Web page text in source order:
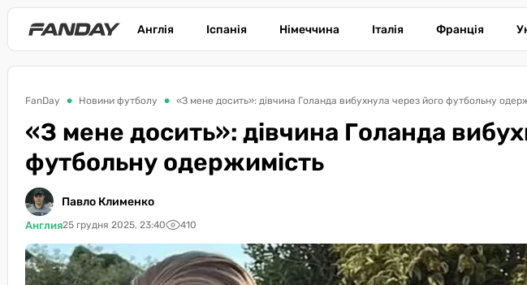
Англія Іспанія Німеччина Італія Франція
FanDay Новини футболу «З мене досить»: дівчина Голанда вибухнула через його футбольну
«З мене досить»: дівчина Голанда
футбольну одержимість
Павло Клименко
Англия25 грудня 2025, 23:40 410